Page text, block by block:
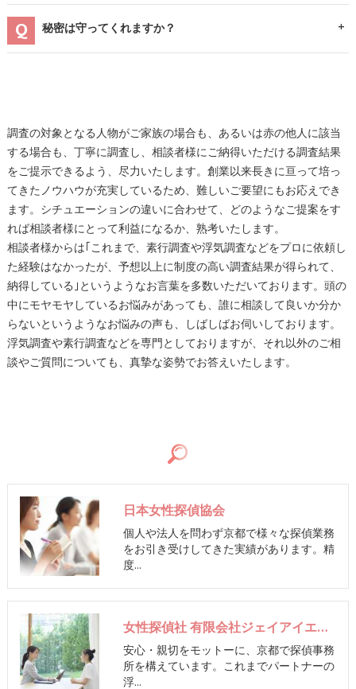
秘密は守ってくれますか？
調査の対象となる人物がご家族の場合も、あるいは赤の他人に該当
する場合も、丁寧に調査し、相談者様にご納得いただける調査結果
をご提示できるよう、尽力いたします。創業以来長きに亘って培っ
てきたノウハウが充実しているため、難しいご要望にもお応えでき
ます。シチュエーションの違いに合わせて、どのようなご提案をす
れば相談者様にとって利益になるか、熟考いたします。
相談者様からは｢これまで、素行調査や浮気調査などをプロに依頼し
た経験はなかったが、予想以上に制度の高い調査結果が得られて、
納得している｣というようなお言葉を多数いただいております。頭の
中にモヤモヤしているお悩みがあっても、誰に相談して良いか分か
らないというようなお悩みの声も、しばしばお伺いしております。
浮気調査や素行調査などを専門としておりますが、それ以外のご相
談やご質問についても、真摯な姿勢でお答えいたします。
日本女性探偵協会
個人や法人を問わず京都で様々な探偵業務
をお引き受けしてきた実績があります。精
度…
女性探偵社 有限会社ジェイアイエー京都
安心・親切をモットーに、京都で探偵事務
所を構えています。これまでパートナーの
浮…